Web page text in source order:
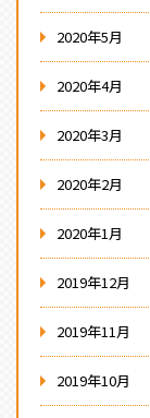
2020年5月
2020年4月
2020年3月
2020年2月
2020年1月
2019年12月
2019年11月
2019年10月